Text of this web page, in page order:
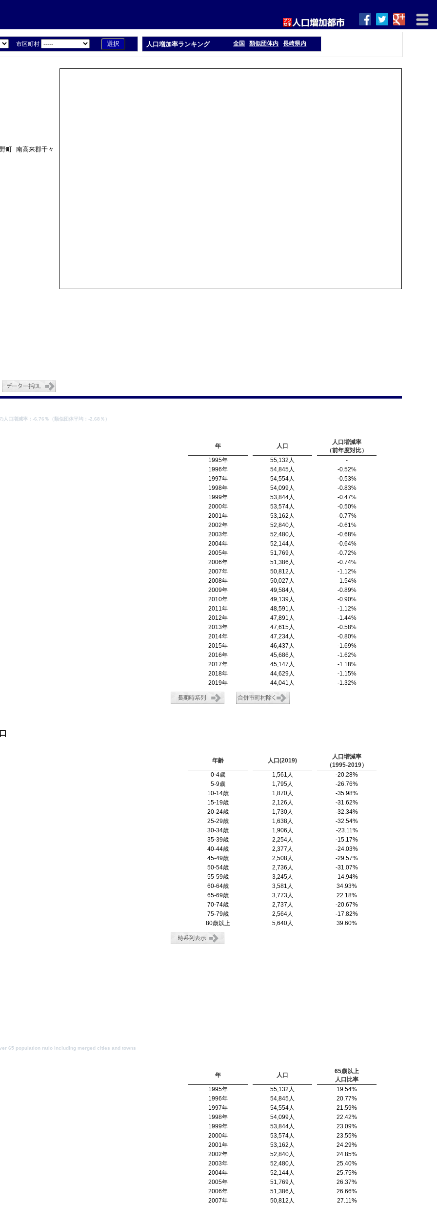
市区町村 人口増加率ランキング 全国 類似団体内 長崎県内
町 南高来郡千々
年 人口
人口増減率
（前年度対比）
1995年
55,132人
-
1996年
54,845人
-0.52%
1997年
54,554人
-0.53%
1998年
54,099人
-0.83%
1999年
53,844人
-0.47%
2000年
53,574人
-0.50%
2001年
53,162人
-0.77%
2002年
52,840人
-0.61%
2003年
52,480人
-0.68%
2004年
52,144人
-0.64%
2005年
51,769人
-0.72%
2006年
51,386人
-0.74%
2007年
50,812人
-1.12%
2008年
50,027人
-1.54%
2009年
49,584人
-0.89%
2010年
49,139人
-0.90%
2011年
48,591人
-1.12%
2012年
47,891人
-1.44%
2013年
47,615人
-0.58%
2014年
47,234人
-0.80%
2015年
46,437人
-1.69%
2016年
45,686人
-1.62%
2017年
45,147人
-1.18%
2018年
44,629人
-1.15%
2019年
44,041人 -1.32%
人口増減率：-6.76％（類似団体平均：-2.68％）
年齢 人口(2019)
人口増減率
（1995-2019）
0-4歳
1,561人
-20.28%
5-9歳
1,795人
-26.76%
10-14歳
1,870人
-35.98%
15-19歳
2,126人
-31.62%
20-24歳
1,730人
-32.34%
25-29歳
1,638人
-32.54%
30-34歳
1,906人
-23.11%
35-39歳
2,254人
-15.17%
40-44歳
2,377人
-24.03%
45-49歳
2,508人
-29.57%
50-54歳
2,736人
-31.07%
55-59歳
3,245人
-14.94%
60-64歳
3,581人
34.93%
65-69歳
3,773人
22.18%
70-74歳
2,737人
-20.67%
75-79歳
2,564人
-17.82%
80歳以上
5,640人 39.60%
年 人口
65歳以上
人口比率
1995年
55,132人
19.54%
1996年
54,845人
20.77%
1997年
54,554人
21.59%
1998年
54,099人
22.42%
1999年
53,844人
23.09%
2000年
53,574人
23.55%
2001年
53,162人
24.29%
2002年
52,840人
24.85%
2003年
52,480人
25.40%
2004年
52,144人
25.75%
2005年
51,769人
26.37%
2006年
51,386人
26.66%
2007年
50,812人
27.11%
65 population ratio including merged cities and towns